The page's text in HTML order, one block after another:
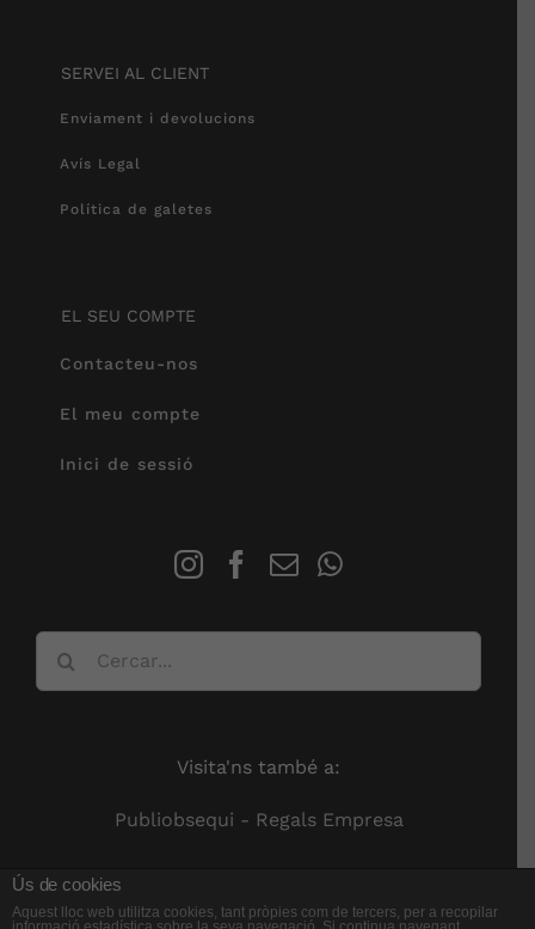
SERVEI AL CLIENT
Enviament i devolucions
Avís Legal
Política de galetes
EL SEU COMPTE
Contacteu-nos
El meu compte
Inici de sessió
Visita'ns també a:
Publiobsequi - Regals Empresa
Ús de cookies
Aquest lloc web utilitza cookies, tant pròpies com de tercers, per a recopilar